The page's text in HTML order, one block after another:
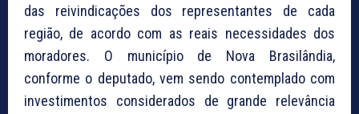
das reivindicações dos representantes de cada
região, de acordo com as reais necessidades dos
moradores. O município de Nova Brasilândia,
conforme o deputado, vem sendo contemplado com
investimentos considerados de grande relevância